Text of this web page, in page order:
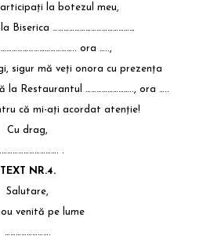
la botezul meu,
Biserica ………………………………………
ora …..,
sigur mă veţi onora cu prezenţa
la Restaurantul …………………….., ora …..
că mi-aţi acordat atenţie!
Cu drag,
.
TEXT NR.4.
Salutare,
venită pe lume
…………………….